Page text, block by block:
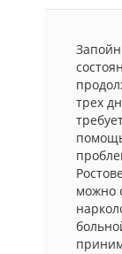
трех
можно